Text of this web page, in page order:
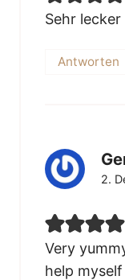
Sehr lecker
Antworten
2.
Very
help